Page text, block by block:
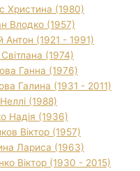
Христина (1980)
Влодко (1957)
(1921 - 1991)
(1974)
Ганна (1976)
Галина (1931 - 2011)
(1988)
Надія (1936)
Віктор (1957)
Лариса (1963)
Віктор (1930 - 2015)